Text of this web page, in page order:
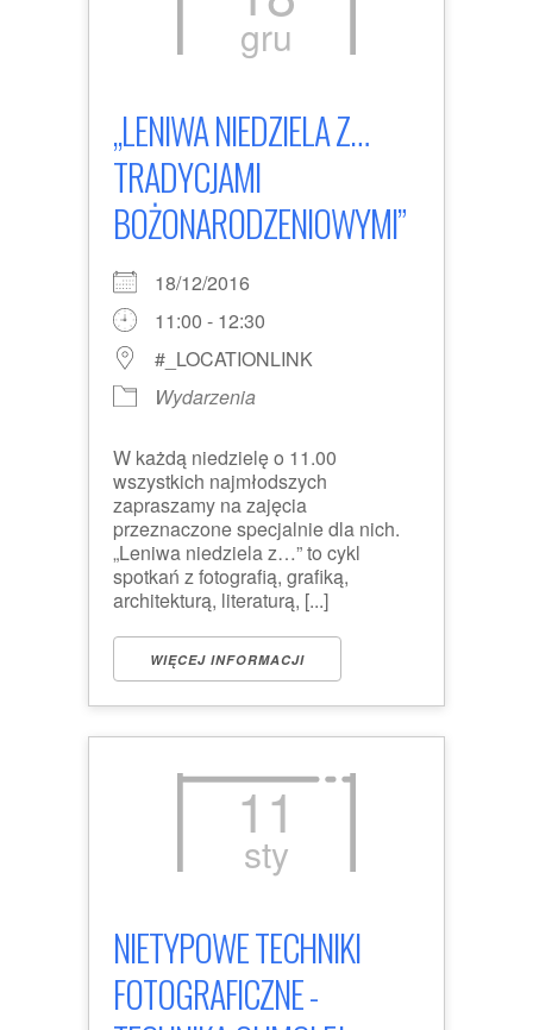
gru
„LENIWA NIEDZIELA Z…
TRADYCJAMI
BOŻONARODZENIOWYMI”
18/12/2016
11:00 - 12:30
#_LOCATIONLINK
Wydarzenia
W każdą niedzielę o 11.00
wszystkich najmłodszych
zapraszamy na zajęcia
przeznaczone specjalnie dla nich.
„Leniwa niedziela z…” to cykl
spotkań z fotografią, grafiką,
architekturą, literaturą, [...]
WIĘCEJ INFORMACJI
11
sty
NIETYPOWE TECHNIKI
FOTOGRAFICZNE -